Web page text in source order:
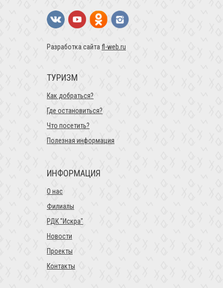
Разработка сайта fl-web.ru
ТУРИЗМ
Как добраться?
Где остановиться?
Что посетить?
Полезная информация
ИНФОРМАЦИЯ
О нас
Филиалы
РДК "Искра"
Новости
Проекты
Контакты